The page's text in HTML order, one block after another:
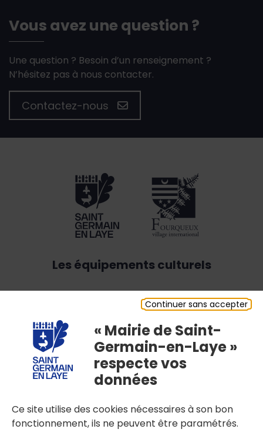
Continuer sans accepter
« Mairie de Saint-
Germain-en-Laye »
respecte vos
données
Ce site utilise des cookies nécessaires à son bon
fonctionnement, ils ne peuvent être paramétrés.
Vous avez une question ?
Une question ? Besoin d’un renseignement ?
N’hésitez pas à nous contacter.
Contactez-nous
Les équipements culturels
Théâtre Alexandre-Dumas
Médiathèques Marc-Ferro & George-Sand
Conservatoire Claude-Debussy
Micro-Folie